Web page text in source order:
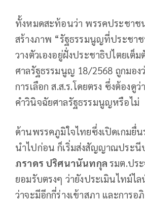
ทั้งหมดสะท้อนว่า พรรคประชาช
สร้างภาพ “รัฐธรรมนูญที่ประชา
วางตัวเองอยู่ฝั่งประชาธิปไตยเต็
ศาลรัฐธรรมนูญ 18/2568 ถูกมอง
การเลือก ส.ส.ร.โดยตรง ซึ่งต้องดูว่
คำวินิจฉัยศาลรัฐธรรมนูญหรือไม่
ด้านพรรคภูมิใจไทยซึ่งเปิดเกมยื่
นำไปก่อน ก็เริ่มส่งสัญญาณประ
ภราดร ปริศนานันทกุลรมต.ปร
ยอมรับตรงๆ ว่ายังประเมินไทม์ไล
ว่าจะมีอีกกี่ร่างเข้าสภา และการอ